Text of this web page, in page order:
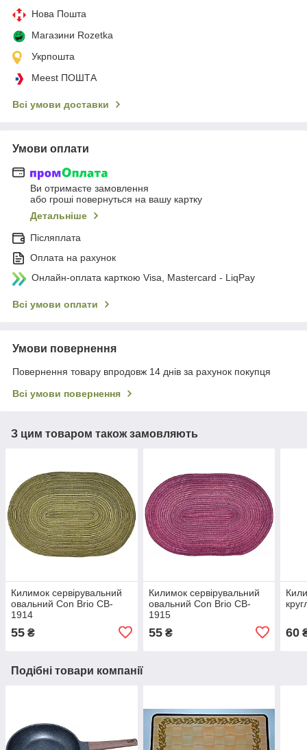
Нова Пошта
Магазини Rozetka
Укрпошта
Meest ПОШТА
Всі умови доставки
Умови оплати
Ви отримаєте замовлення
або гроші повернуться на вашу картку
Детальніше
Післяплата
Оплата на рахунок
Онлайн-оплата карткою Visa, Mastercard - LiqPay
Всі умови оплати
Умови повернення
Повернення товару впродовж 14 днів за рахунок покупця
Всі умови повернення
З цим товаром також замовляють
Килимок сервірувальний
овальний Con Brio CB-
1914
55 ₴
Килимок сервірувальний
овальний Con Brio CB-
1915
55₴ 60
Подібні товари компанії